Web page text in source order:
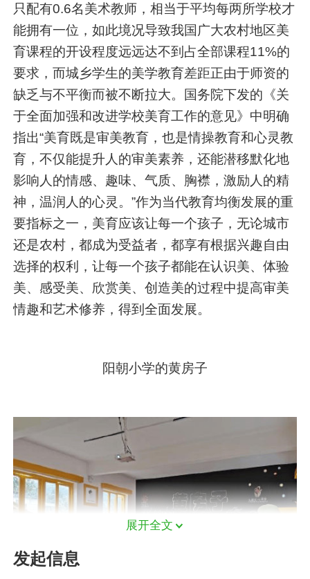
陈未衾-鸿运版献出了爱心
导演、制片人
别样不二献出了爱心
电影博主
只配有0.6名美术教师，相当于平均每两所学校才
能拥有一位，如此境况导致我国广大农村地区美
育课程的开设程度远远达不到占全部课程11%的
要求，而城乡学生的美学教育差距正由于师资的
缺乏与不平衡而被不断拉大。国务院下发的《关
于全面加强和改进学校美育工作的意见》中明确
指出“美育既是审美教育，也是情操教育和心灵教
育，不仅能提升人的审美素养，还能潜移默化地
影响人的情感、趣味、气质、胸襟，激励人的精
神，温润人的心灵。”作为当代教育均衡发展的重
要指标之一，美育应该让每一个孩子，无论城市
还是农村，都成为受益者，都享有根据兴趣自由
选择的权利，让每一个孩子都能在认识美、体验
美、感受美、欣赏美、创造美的过程中提高审美
情趣和艺术修养，得到全面发展。
阳朝小学的黄房子
展开全文
发起信息